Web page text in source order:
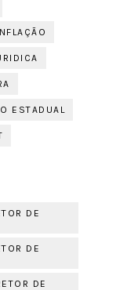
ESTADUAL
DE
DE
DE